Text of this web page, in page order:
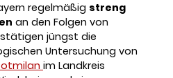
regelmäßig streng
an den Folgen von
jüngst die
Untersuchung von
im Landkreis